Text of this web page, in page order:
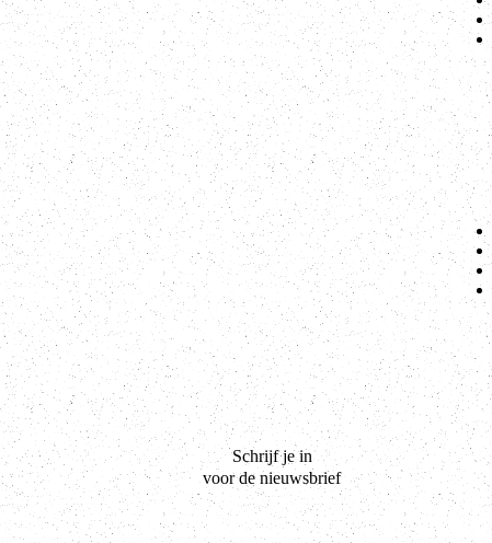
Schrijf je in
voor de nieuwsbrief